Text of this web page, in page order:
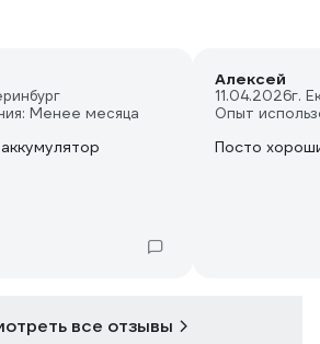
Менее месяца
Алексей
11.04.2026г.
Опыт
Посто
все отзывы